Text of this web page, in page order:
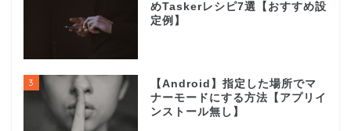
めTaskerレシピ7選【おすすめ設
定例】
3
【Android】指定した場所でマ
ナーモードにする方法【アプリイ
ンストール無し】